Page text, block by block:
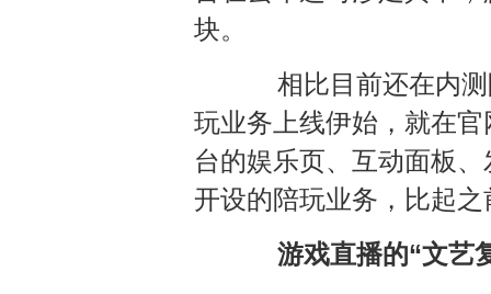
块。
相比目前还在内测
玩业务上线伊始，就在
台的娱乐页、互动面板
开设的陪玩业务，比起
游戏直播的“文艺